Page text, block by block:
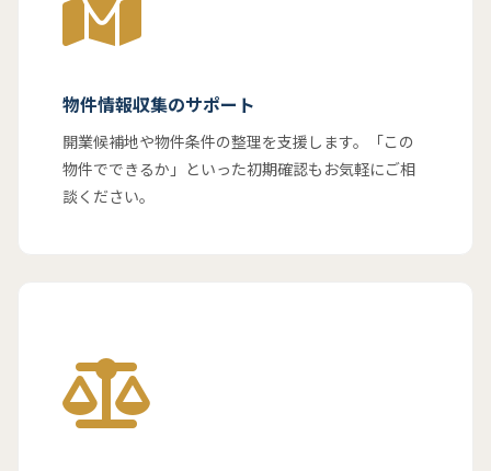
物件情報収集のサポート
開業候補地や物件条件の整理を支援します。「この
物件でできるか」といった初期確認もお気軽にご相
談ください。